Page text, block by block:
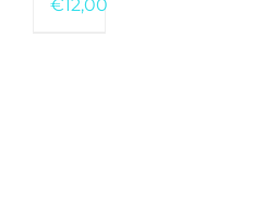
€12,00